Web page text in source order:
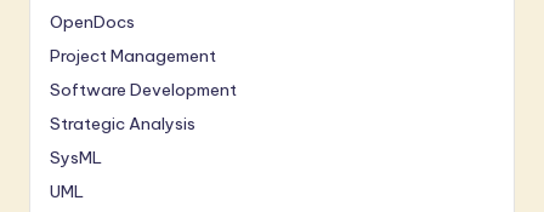
OpenDocs
Project Management
Software Development
Strategic Analysis
SysML
UML